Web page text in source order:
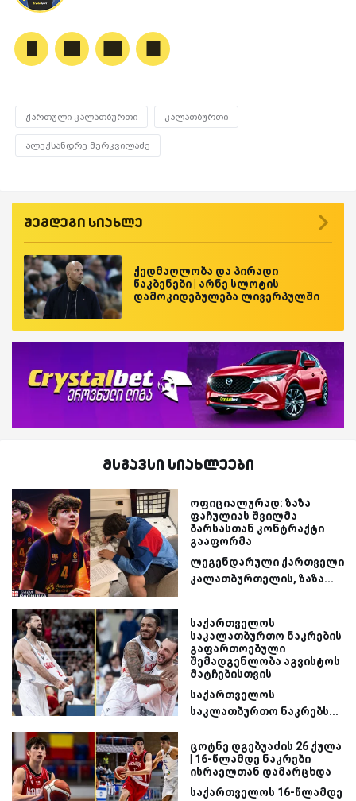
ქართული კალათბურთი კალათბურთი
ალექსანდრე მერკვილაძე
შემდეგი სიახლე
ქედმაღლობა და პირადი
წაკბენები | არნე სლოტის
დამოკიდებულება ლივერპულში
მსგავსი სიახლეები
ოფიციალურად: ზაზა
ფაჩულიას შვილმა
ბარსასთან კონტრაქტი
გააფორმა
ლეგენდარული ქართველი
კალათბურთელის, ზაზა...
საქართველოს
საკალათბურთო ნაკრების
გაფართოებული
შემადგენლობა აგვისტოს
მატჩებისთვის
საქართველოს
საკლათბურთო ნაკრებს...
ცოტნე დგებუაძის 26 ქულა
| 16-წლამდე ნაკრები
ისრაელთან დამარცხდა
საქართველოს 16-წლამდე